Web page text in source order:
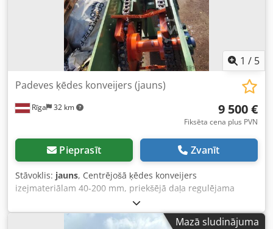
1 / 5
Rīga 32 km
Padeves ķēdes konveijers (jauns)
9 500 €
Fiksēta cena plus PVN
Pieprasīt Zvanīt
Stāvoklis: jauns, Centrējošā ķēdes konveijers
izejmateriālam 40-200 mm, priekšējā daļa regulējama
augstāk/zemāk. Dzinējs 1,5 kW. Pilnīgi jauns konveijers.
Crodpfx Aljwk Rnaonef
Mazā sludinājuma